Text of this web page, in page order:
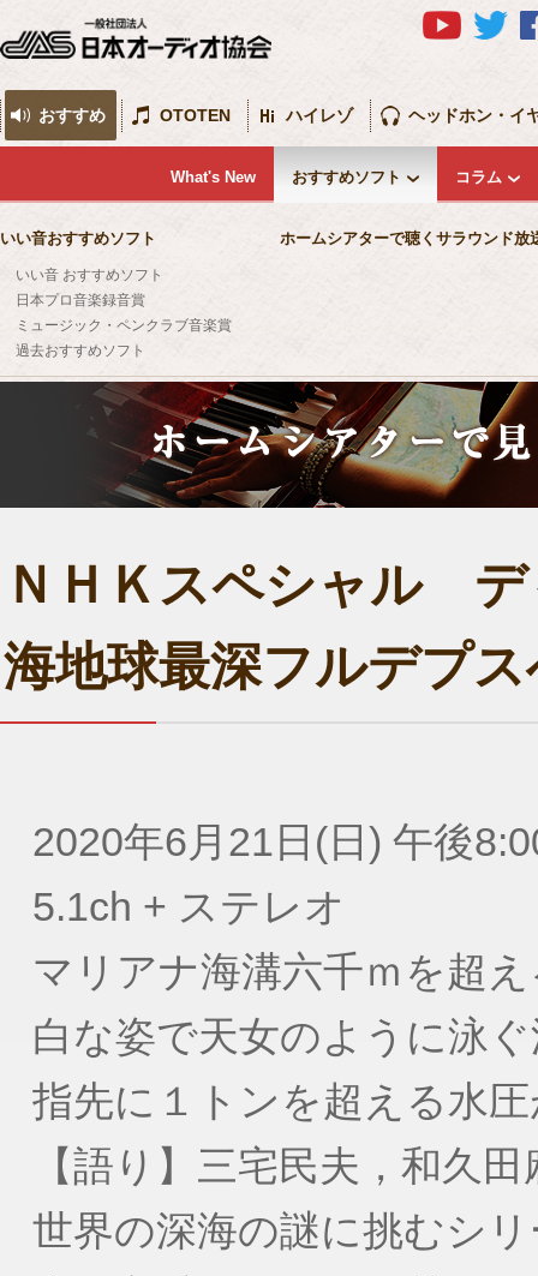
おすすめ
What's New おすすめソフト
いい音おすすめソフト
いい音 おすすめソフト
日本プロ音楽録音賞
ミュージック・ペンクラブ音楽賞
過去おすすめソフト
ホームシアターで聴くサラウンド放
コラム
OTOTEN ハイレゾ ヘッドホン・イ
ＮＨＫスペシャル
海地球最深フルデプ
2020年6月21日(日) 午後
5.1ch + ステレオ
マリアナ海溝六千ｍを超
白な姿で天女のように泳
指先に１トンを超える水
【語り】三宅民夫，和久
世界の深海の謎に挑むシ